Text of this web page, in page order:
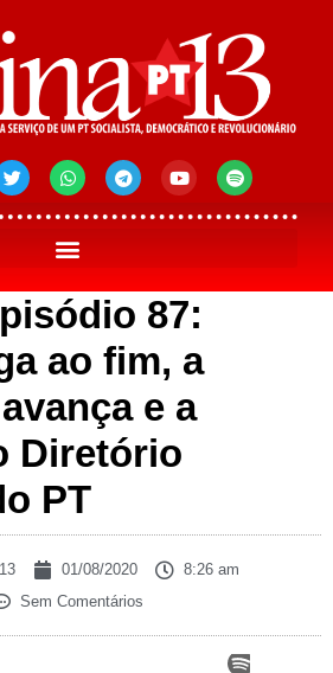
87:
ao fim, a
e a
Diretório
PT
01/08/2020
8:26 am
Sem Comentários